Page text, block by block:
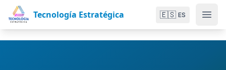
Tecnología Estratégica 🇪🇸 ES